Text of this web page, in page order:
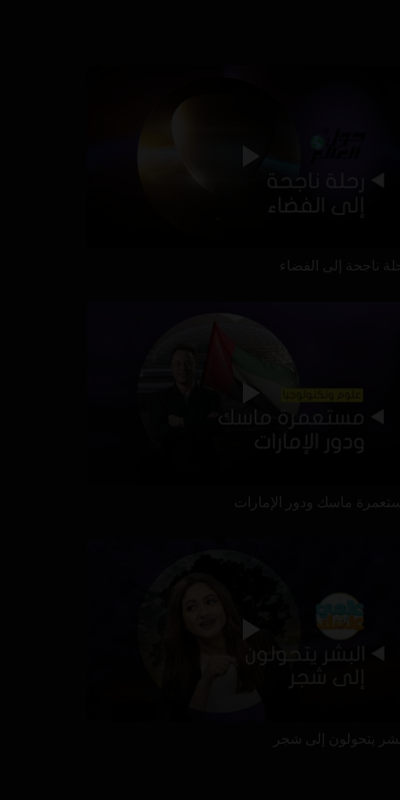
ناجحة إلى الفضاء
ماسك ودور الإمارات
يتحولون إلى شجر